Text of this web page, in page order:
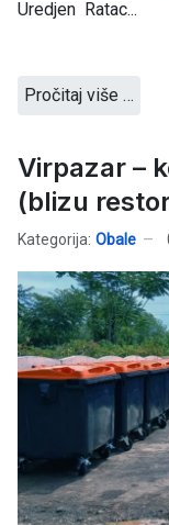
Uredjen Ratac...
Pročitaj više …
Virpazar –
(blizu
Kategorija: Obale